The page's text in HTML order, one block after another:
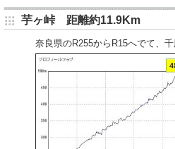
芋ヶ峠 距離約11.9Km
奈良県のR255からR15へでて、